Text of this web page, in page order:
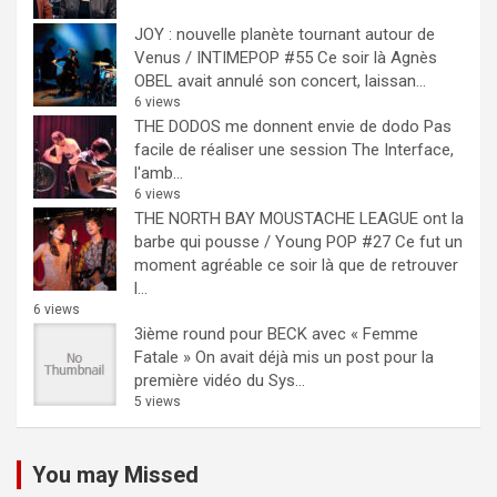
JOY : nouvelle planète tournant autour de
Venus / INTIMEPOP #55 Ce soir là Agnès
OBEL avait annulé son concert, laissan...
6 views
THE DODOS me donnent envie de dodo Pas
facile de réaliser une session The Interface,
l'amb...
6 views
THE NORTH BAY MOUSTACHE LEAGUE ont la
barbe qui pousse / Young POP #27 Ce fut un
moment agréable ce soir là que de retrouver
l...
6 views
3ième round pour BECK avec « Femme
Fatale » On avait déjà mis un post pour la
première vidéo du Sys...
5 views
You may Missed